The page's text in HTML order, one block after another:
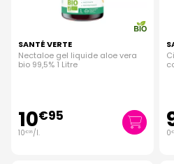
SANTÉ VERTE
Nectaloe gel liquide aloe vera
bio 99,5% 1 Litre
10€95
10€95/l. 0€